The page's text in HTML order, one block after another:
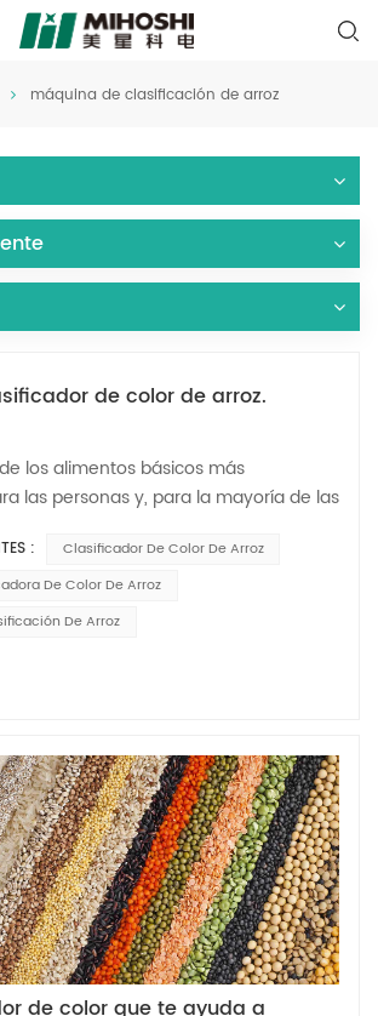
máquina de clasificación de arroz
de color de arroz.
los alimentos básicos más
las personas y, para la mayoría de las
no cumple con los estándares,
la salud física de...
:
Clasificador De Color De Arroz
De Color De Arroz
De Arroz
de color que te ayuda a